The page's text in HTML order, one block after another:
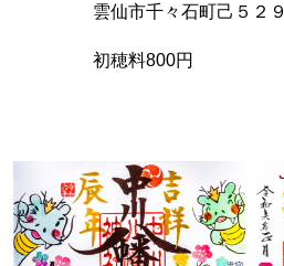
雲仙市千々石町己５２９
初穂料800円